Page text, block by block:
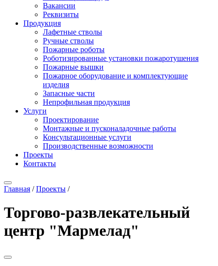
Вакансии
Реквизиты
Продукция
Лафетные стволы
Ручные стволы
Пожарные роботы
Роботизированные установки пожаротушения
Пожарные вышки
Пожарное оборудование и комплектующие
изделия
Запасные части
Непрофильная продукция
Услуги
Проектирование
Монтажные и пусконаладочные работы
Консультационные услуги
Производственные возможности
Проекты
Контакты
Главная /Проекты /
Торгово-развлекательный
центр "Мармелад"